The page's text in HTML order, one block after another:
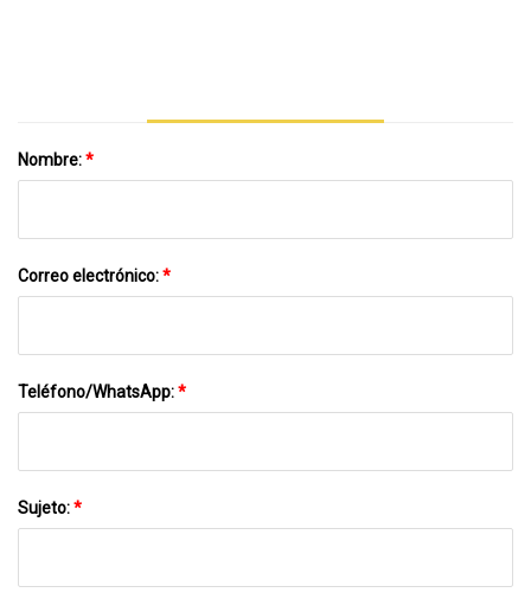
Nombre:*
Correo electrónico:*
Teléfono/WhatsApp:*
Sujeto:*